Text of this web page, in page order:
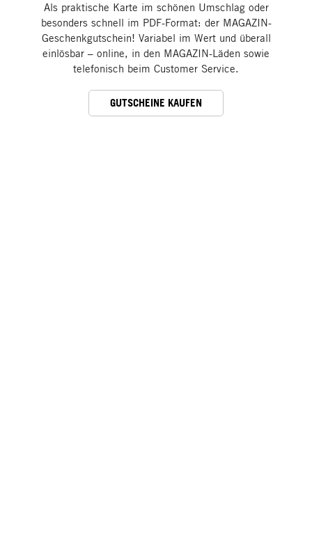
Als praktische Karte im schönen Umschlag oder
besonders schnell im PDF-Format: der MAGAZIN-
Geschenkgutschein! Variabel im Wert und überall
einlösbar – online, in den MAGAZIN-Läden sowie
telefonisch beim Customer Service.
GUTSCHEINE KAUFEN